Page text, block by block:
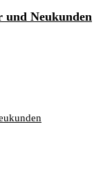
und Neukunden